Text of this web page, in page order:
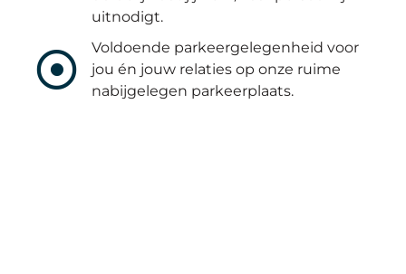
uitnodigt.
Voldoende parkeergelegenheid voor
jou én jouw relaties op onze ruime
nabijgelegen parkeerplaats.